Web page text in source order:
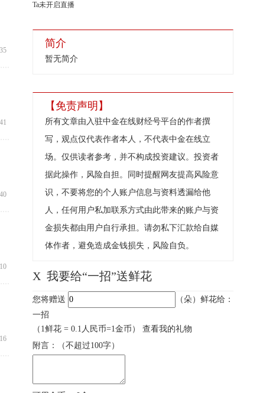
Ta未开启直播
简介
暂无简介
【免责声明】
所有文章由入驻中金在线财经号平台的作者撰
写，观点仅代表作者本人，不代表中金在线立
场。仅供读者参考，并不构成投资建议。投资者
据此操作，风险自担。同时提醒网友提高风险意
识，不要将您的个人账户信息与资料透漏给他
人，任何用户私加联系方式由此带来的账户与资
金损失都由用户自行承担。请勿私下汇款给自媒
体作者，避免造成金钱损失，风险自负。
X 我要给“一招”送鲜花
您将赠送
（朵）鲜花给：
一招
（1鲜花 = 0.1人民币=1金币） 查看我的礼物
附言：
（不超过100字）